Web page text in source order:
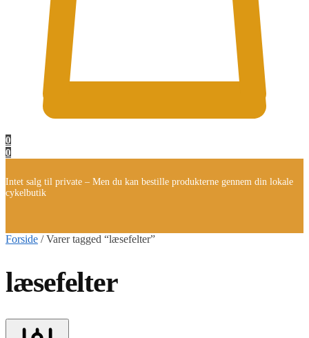
0
0
Intet salg til private – Men du kan bestille produkterne gennem din lokale
cykelbutik
Forside /Varer tagged “læsefelter”
læsefelter